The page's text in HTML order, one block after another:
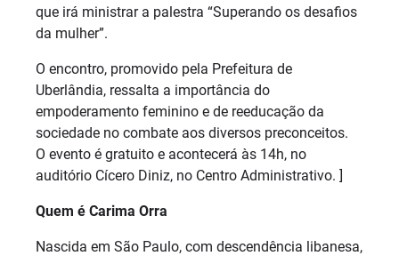
que irá ministrar a palestra “Superando os desafios
da mulher”.
O encontro, promovido pela Prefeitura de
Uberlândia, ressalta a importância do
empoderamento feminino e de reeducação da
sociedade no combate aos diversos preconceitos.
O evento é gratuito e acontecerá às 14h, no
auditório Cícero Diniz, no Centro Administrativo. ]
Quem é Carima Orra
Nascida em São Paulo, com descendência libanesa,